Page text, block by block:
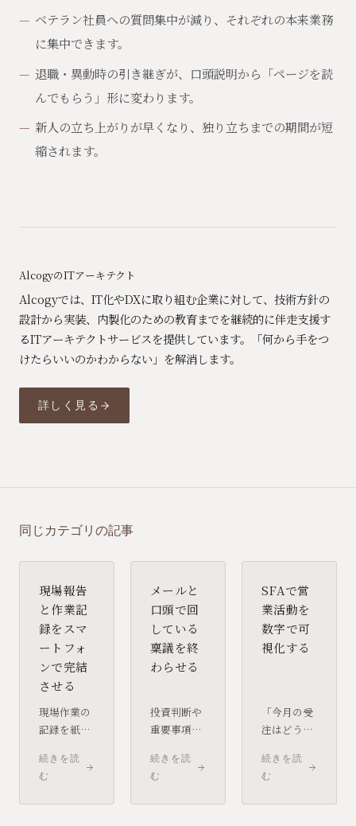
ベテラン社員への質問集中が減り、それぞれの本来業務
に集中できます。
退職・異動時の引き継ぎが、口頭説明から「ページを読
んでもらう」形に変わります。
新人の立ち上がりが早くなり、独り立ちまでの期間が短
縮されます。
AlcogyのITアーキテクト
Alcogyでは、IT化やDXに取り組む企業に対して、技術方針の
設計から実装、内製化のための教育までを継続的に伴走支援す
るITアーキテクトサービスを提供しています。「何から手をつ
けたらいいのかわからない」を解消します。
詳しく見る
同じカテゴリの記事
現場報告
と作業記
録をスマ
ートフォ
ンで完結
させる
現場作業の
記録を紙の
報告に頼っ
ていると、
続きを読
む
メールと
口頭で回
している
稟議を終
わらせる
投資判断や
重要事項の
ールの転送
やチャット
続きを読
む
SFAで営
業活動を
数字で可
視化する
「今月の受
注はどう動
か」を把握
するため
続きを読
む